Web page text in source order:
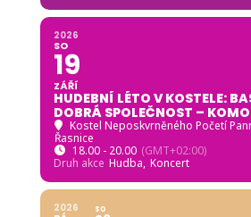
2026
SO
19
ZÁŘÍ
HUDEBNÍ LÉTO V KOSTELE:
DOBRÁ SPOLEČNOST –
Kostel Neposkvrněného Početí
Řasnice
18.00 - 20.00 (GMT+02:00)
Druh akce Hudba, Koncert
2026 SO